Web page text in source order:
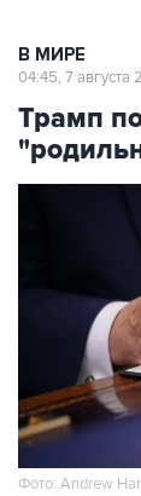
В МИРЕ
04:45, 7 августа
Трамп
Фото: Andrew